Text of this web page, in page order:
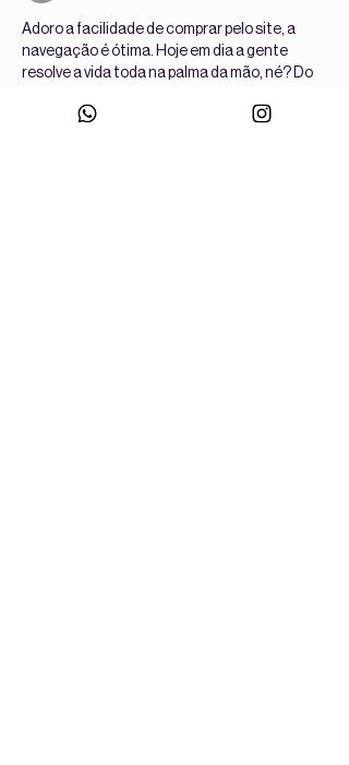
Adoro a facilidade de comprar pelo site, a
navegação é ótima. Hoje em dia a gente
resolve a vida toda na palma da mão, né? Do
Eu valorizo muito apps que não travam e são